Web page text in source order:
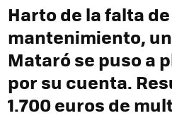
Harto de la falta de
mantenimiento,
Mataró se puso a
por su cuenta.
1.700 euros de